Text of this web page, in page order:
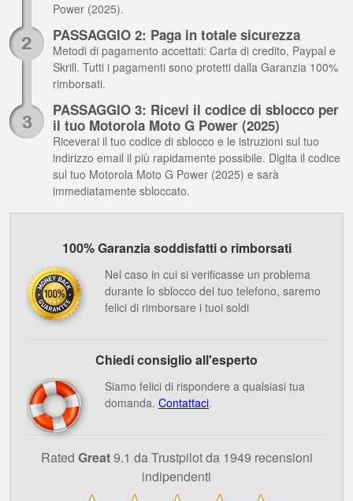
Power (2025).
PASSAGGIO 2: Paga in totale sicurezza
Metodi di pagamento accettati: Carta di credito, Paypal e
Skrill. Tutti i pagamenti sono protetti dalla Garanzia 100%
rimborsati.
PASSAGGIO 3: Ricevi il codice di sblocco per
il tuo Motorola Moto G Power (2025)
Riceverai il tuo codice di sblocco e le istruzioni sul tuo
indirizzo email il più rapidamente possibile. Digita il codice
sul tuo Motorola Moto G Power (2025) e sarà
immediatamente sbloccato.
100% Garanzia soddisfatti o rimborsati
Nel caso in cui si verificasse un problema
durante lo sblocco del tuo telefono, saremo
felici di rimborsare i tuoi soldi
Chiedi consiglio all'esperto
Siamo felici di rispondere a qualsiasi tua
domanda. Contattaci.
Rated Great9.1 da Trustpilot da 1949 recensioni
indipendenti